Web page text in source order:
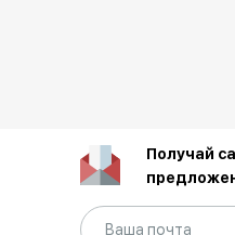
Получай